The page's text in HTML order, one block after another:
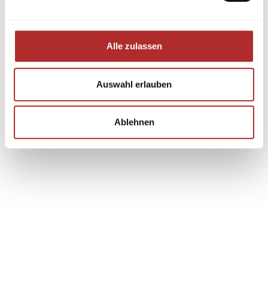
Alle zulassen
Auswahl erlauben
Ablehnen